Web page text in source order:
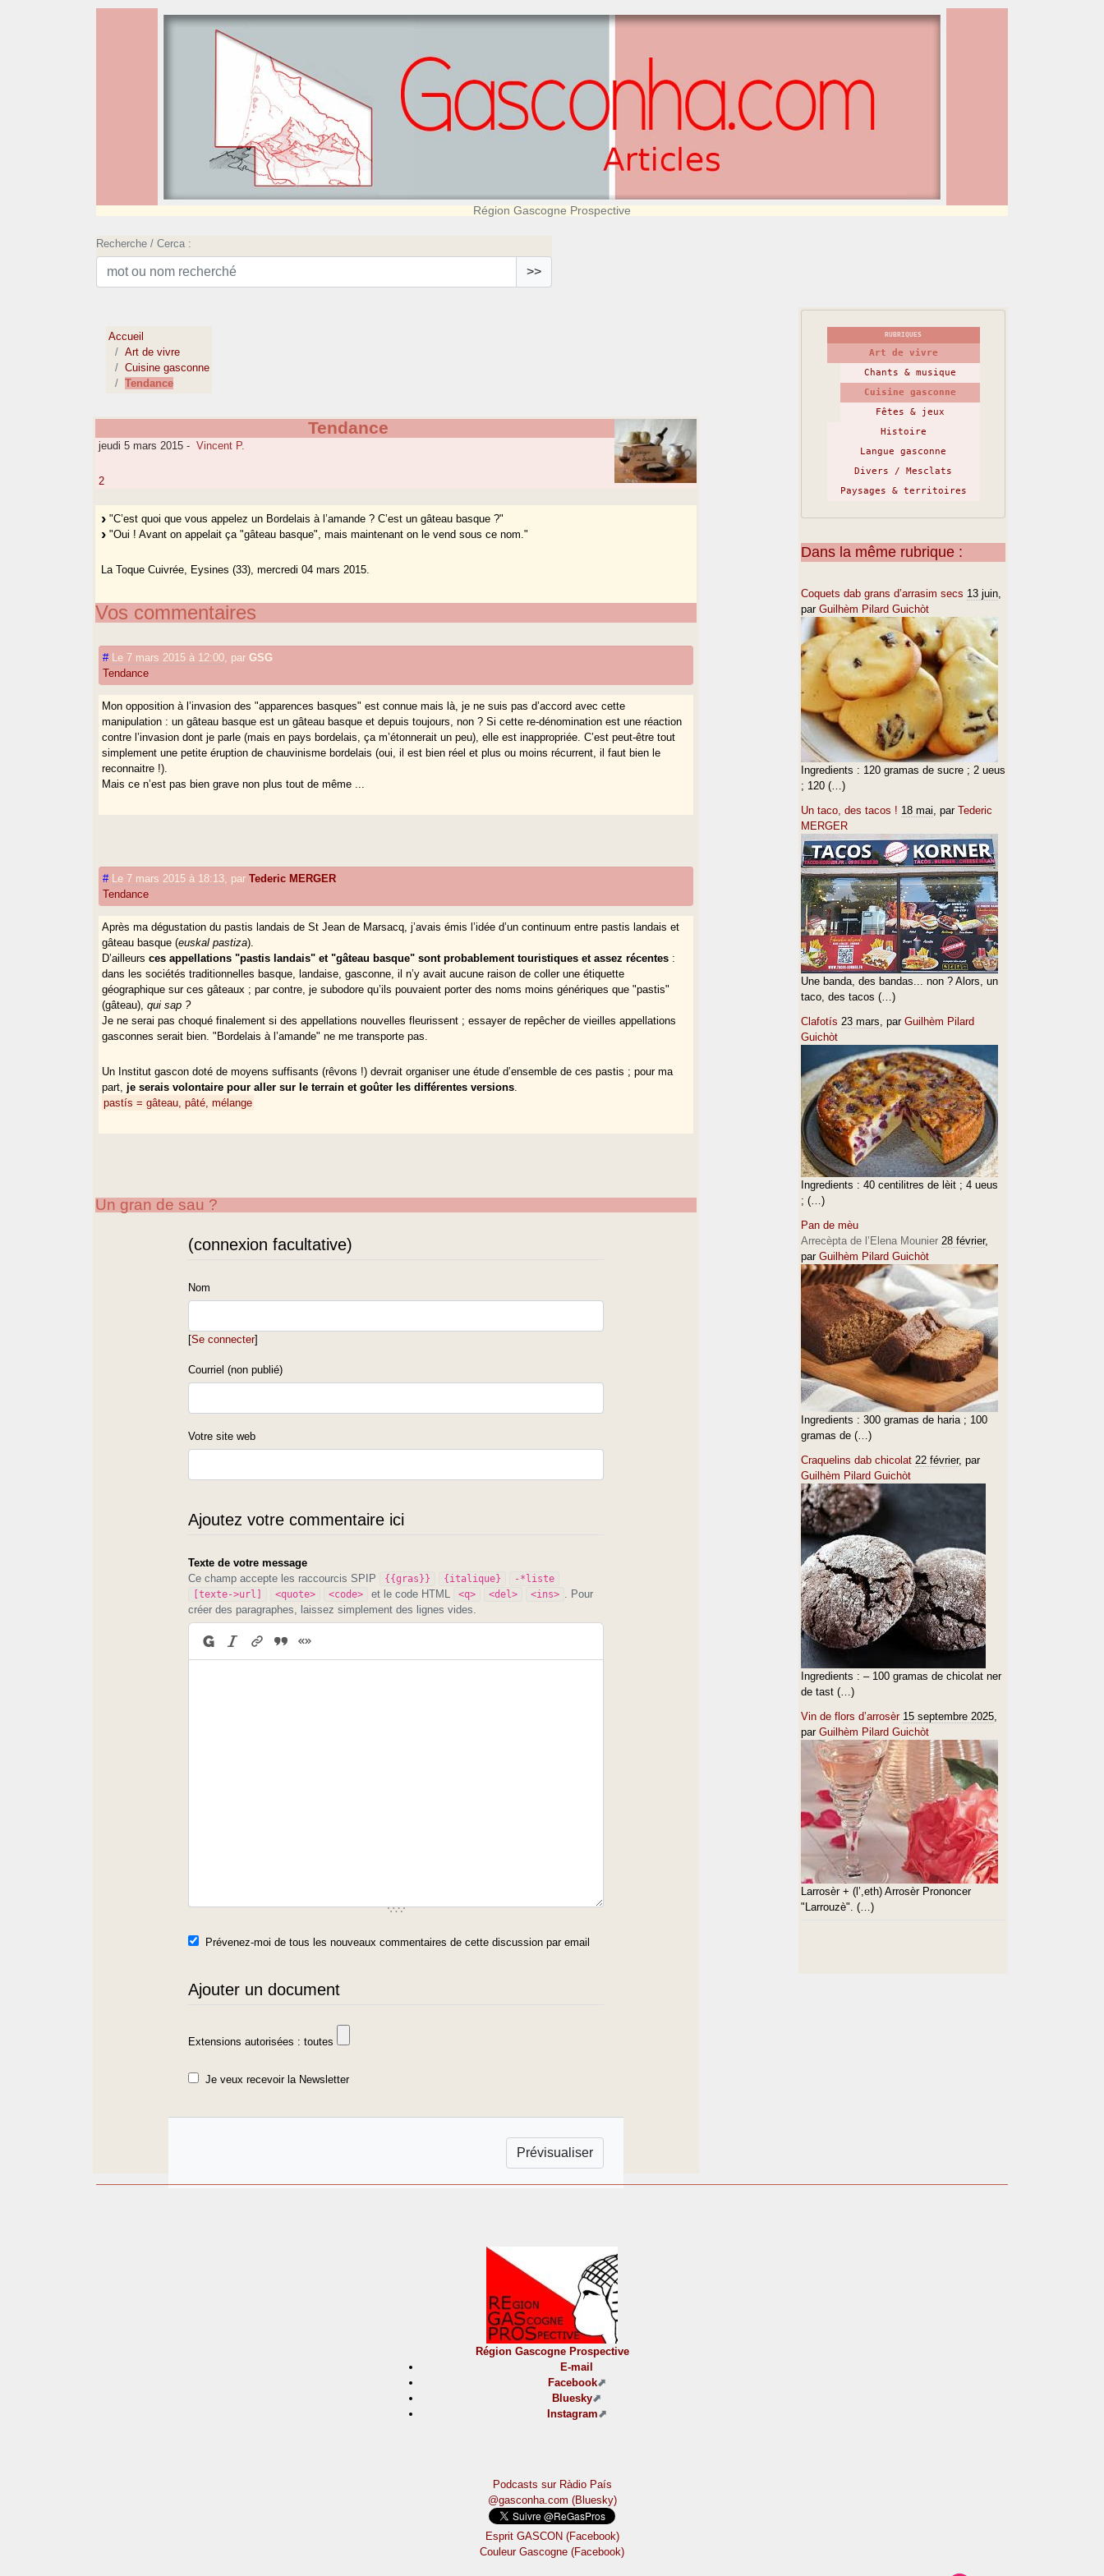
Région Gascogne Prospective
Recherche / Cerca :
>>
Accueil
Art de vivre
Cuisine gasconne
Tendance
Tendance
jeudi 5 mars 2015 - Vincent P.
2
"C’est quoi que vous appelez un Bordelais à l’amande ? C’est un gâteau basque ?"
"Oui ! Avant on appelait ça "gâteau basque", mais maintenant on le vend sous ce nom."
La Toque Cuivrée, Eysines (33), mercredi 04 mars 2015.
Vos commentaires
# Le 7 mars 2015 à 12:00 parGSG
Tendance
Mon opposition à l’invasion des "apparences basques" est connue mais là, je ne suis pas d’accord avec cette
manipulation : un gâteau basque est un gâteau basque et depuis toujours, non ? Si cette re-dénomination est une réaction
contre l’invasion dont je parle (mais en pays bordelais, ça m’étonnerait un peu), elle est inappropriée. C’est peut-être tout
simplement une petite éruption de chauvinisme bordelais (oui, il est bien réel et plus ou moins récurrent, il faut bien le
reconnaitre !).
Mais ce n’est pas bien grave non plus tout de même ...
# Le 7 mars 2015 à 18:13 parTederic MERGER
Tendance
Après ma dégustation du pastis landais de St Jean de Marsacq, j’avais émis l’idée d’un continuum entre pastis landais et
gâteau basque (euskal pastiza).
D’ailleursces appellations "pastis landais" et "gâteau basque" sont probablement touristiques et assez récentes :
dans les sociétés traditionnelles basque, landaise, gasconne, il n’y avait aucune raison de coller une étiquette
géographique sur ces gâteaux ; par contre, je subodore qu’ils pouvaient porter des noms moins génériques que "pastis"
(gâteau),qui sap ?
Je ne serai pas choqué finalement si des appellations nouvelles fleurissent ; essayer de repêcher de vieilles appellations
gasconnes serait bien. "Bordelais à l’amande" ne me transporte pas.
Un Institut gascon doté de moyens suffisants (rêvons !) devrait organiser une étude d’ensemble de ces pastis ; pour ma
part, je serais volontaire pour aller sur le terrain et goûter les différentes versions
pastís = gâteau, pâté, mélange
Un gran de sau ?
(connexion facultative)
Nom
[Se connecter]
Courriel (non publié)
Votre site web
Ajoutez votre commentaire ici
Texte de votre message
Ce champ accepte les raccourcis SPIP
{{gras}} {italique}
-*liste
[texte->url]
<quote> <code> et le code HTML <q> <del> <ins>
. Pour
créer des paragraphes, laissez simplement des lignes vides.
Prévenez-moi de tous les nouveaux commentaires de cette discussion par email
Ajouter un document
Extensions autorisées : toutes
Je veux recevoir la Newsletter
RUBRIQUES
Art de vivre
Chants & musique
Cuisine gasconne
Fêtes & jeux
Histoire
Langue gasconne
Divers / Mesclats
Paysages & territoires
Dans la même rubrique :
Coquets dab grans d’arrasim secs 13 juin,
par Guilhèm Pilard Guichòt
Ingredients : 120 gramas de sucre ; 2 ueus
; 120 (…)
Un taco, des tacos ! 18 mai, par Tederic
MERGER
Une banda, des bandas... non ? Alors, un
taco, des tacos (…)
Clafotís 23 mars, par Guilhèm Pilard
Guichòt
Ingredients : 40 centilitres de lèit ; 4 ueus
; (…)
Pan de mèu
Arrecèpta de l’Elena Mounier 28 février,
par Guilhèm Pilard Guichòt
Ingredients : 300 gramas de haria ; 100
gramas de (…)
Craquelins dab chicolat 22 février, par
Guilhèm Pilard Guichòt
Ingredients : – 100 gramas de chicolat ner
de tast (…)
Vin de flors d’arrosèr 15 septembre 2025,
par Guilhèm Pilard Guichòt
Larrosèr + (l’,eth) Arrosèr Prononcer
"Larrouzè". (…)
Région Gascogne Prospective
E-mail
Facebook
Bluesky
Instagram
Podcasts sur Ràdio País
@gasconha.com (Bluesky)
Esprit GASCON (Facebook)
Couleur Gascogne (Facebook)